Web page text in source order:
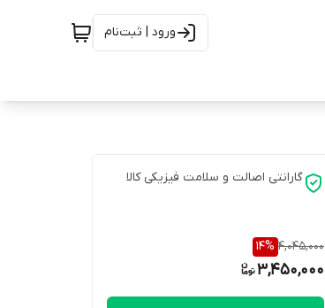
ورود | ثبت‌نام
گارانتی اصالت و سلامت فیزیکی کالا
4,045,000
14%
3,450,000